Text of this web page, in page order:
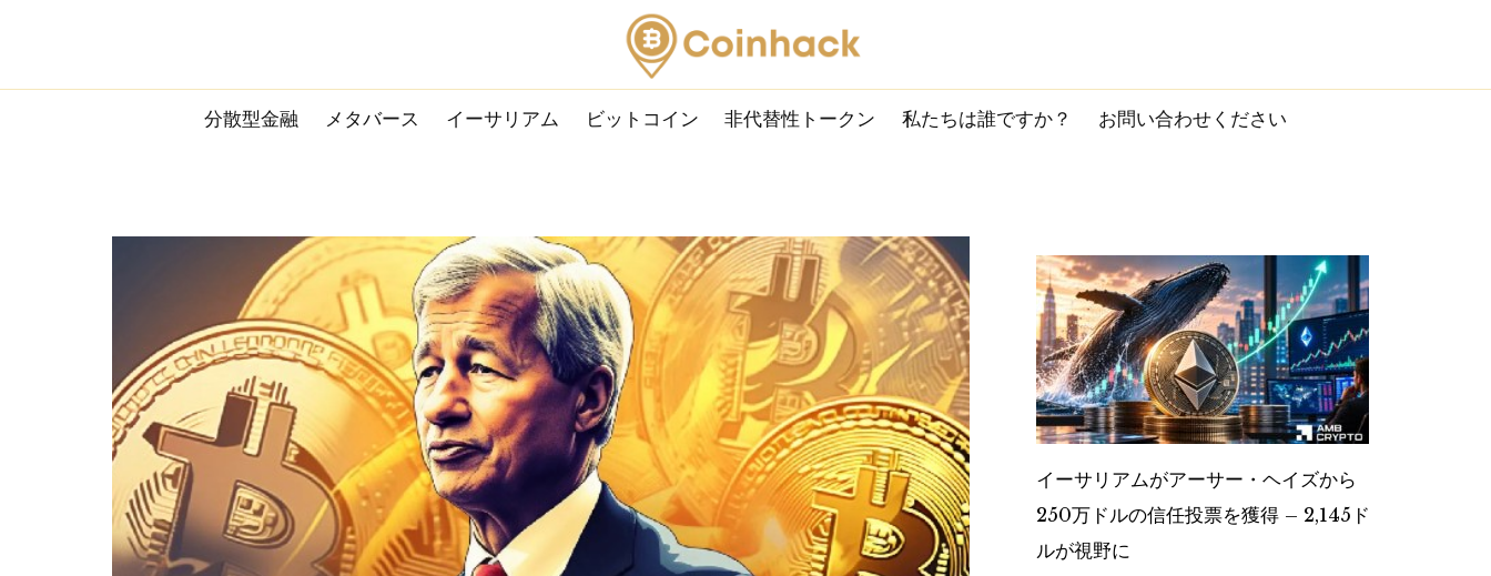
content
分散型金融 メタバース イーサリアム ビットコイン 非代替性トークン 私たちは誰ですか？ お問い合わせください
イーサリアムがアーサー・ヘイズから
250万ドルの信任投票を獲得 – 2,145ド
ルが視野に